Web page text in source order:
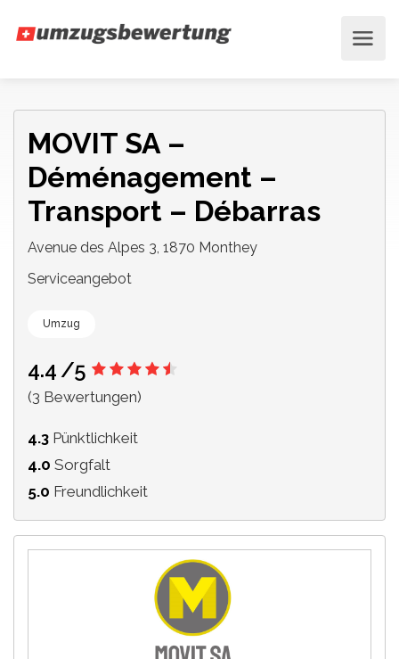
MOVIT SA –
Déménagement –
Transport – Débarras
Avenue des Alpes 3, 1870 Monthey
Serviceangebot
Umzug
4.4 /5
(3 Bewertungen)
4.3 Pünktlichkeit
4.0 Sorgfalt
5.0 Freundlichkeit